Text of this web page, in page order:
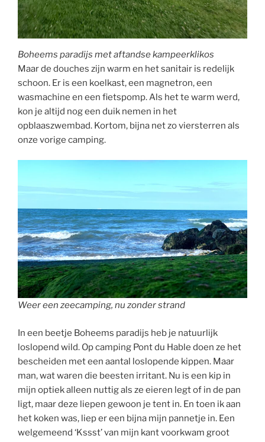
Boheems paradijs met aftandse kampeerklikos
Maar de douches zijn warm en het sanitair is redelijk
schoon. Er is een koelkast, een magnetron, een
wasmachine en een fietspomp. Als het te warm werd,
kon je altijd nog een duik nemen in het
opblaaszwembad. Kortom, bijna net zo viersterren als
onze vorige camping.
Weer een zeecamping, nu zonder strand
In een beetje Boheems paradijs heb je natuurlijk
loslopend wild. Op camping Pont du Hable doen ze het
bescheiden met een aantal loslopende kippen. Maar
man, wat waren die beesten irritant. Nu is een kip in
mijn optiek alleen nuttig als ze eieren legt of in de pan
ligt, maar deze liepen gewoon je tent in. En toen ik aan
het koken was, liep er een bijna mijn pannetje in. Een
welgemeend ‘Kssst’ van mijn kant voorkwam groot